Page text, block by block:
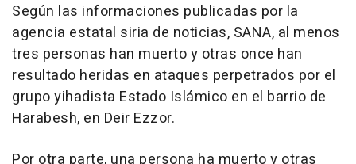
Según las informaciones publicadas por la
agencia estatal siria de noticias, SANA, al menos
tres personas han muerto y otras once han
resultado heridas en ataques perpetrados por el
grupo yihadista Estado Islámico en el barrio de
Harabesh, en Deir Ezzor.
Por otra parte, una persona ha muerto y otras